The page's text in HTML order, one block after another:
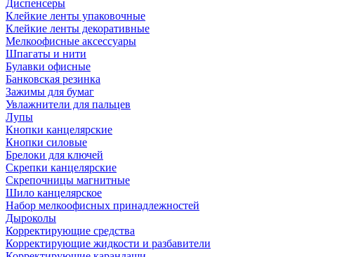
Диспенсеры
Клейкие ленты упаковочные
Клейкие ленты декоративные
Мелкоофисные аксессуары
Шпагаты и нити
Булавки офисные
Банковская резинка
Зажимы для бумаг
Увлажнители для пальцев
Лупы
Кнопки канцелярские
Кнопки силовые
Брелоки для ключей
Скрепки канцелярские
Скрепочницы магнитные
Шило канцелярское
Набор мелкоофисных принадлежностей
Дыроколы
Корректирующие средства
Корректирующие жидкости и разбавители